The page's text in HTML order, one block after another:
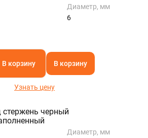
Диаметр, мм
6
В корзину В корзину
Узнать цену
черный
Диаметр, мм